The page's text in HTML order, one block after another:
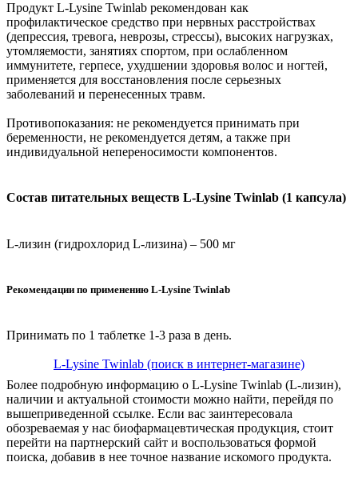
Продукт L-Lysine Twinlab рекомендован как
профилактическое средство при нервных расстройствах
(депрессия, тревога, неврозы, стрессы), высоких нагрузках,
утомляемости, занятиях спортом, при ослабленном
иммунитете, герпесе, ухудшении здоровья волос и ногтей,
применяется для восстановления после серьезных
заболеваний и перенесенных травм.
Противопоказания: не рекомендуется принимать при
беременности, не рекомендуется детям, а также при
индивидуальной непереносимости компонентов.
Состав питательных веществ L-Lysine Twinlab (1 капсула)
L-лизин (гидрохлорид L-лизина) – 500 мг
Рекомендации по применению L-Lysine Twinlab
Принимать по 1 таблетке 1-3 раза в день.
L-Lysine Twinlab (поиск в интернет-магазине)
Более подробную информацию о L-Lysine Twinlab (L-лизин),
наличии и актуальной стоимости можно найти, перейдя по
вышеприведенной ссылке. Если вас заинтересовала
обозреваемая у нас биофармацевтическая продукция, стоит
перейти на партнерский сайт и воспользоваться формой
поиска, добавив в нее точное название искомого продукта.